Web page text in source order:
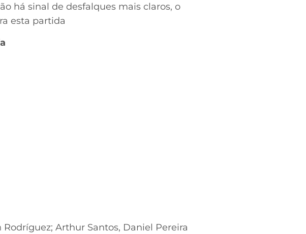
há sinal de desfalques mais claros, o
esta partida
Arthur Santos, Daniel Pereira